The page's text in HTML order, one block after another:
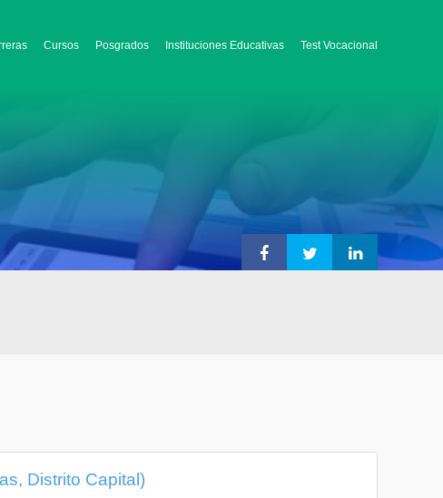
Cursos Posgrados Instituciones Educativas Test Vocacional
Distrito Capital)